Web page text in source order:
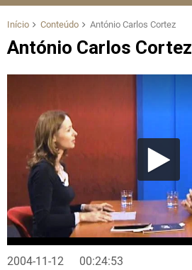
Início Conteúdo António Carlos Cortez
António Carlos Cortez
2004-11-12 00:24:53